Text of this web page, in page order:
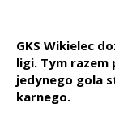
GKS Wikielec
ligi. Tym razem
jedynego gola
karnego.